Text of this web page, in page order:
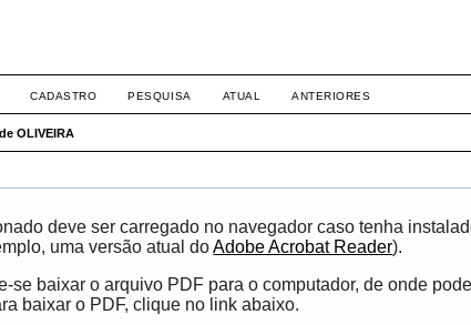
CADASTRO PESQUISA ATUAL ANTERIORES
OLIVEIRA
deve ser carregado no navegador caso tenha
uma versão atual doAdobe Acrobat Reader).
se baixar o arquivo PDF para o computador, de onde
baixar o PDF, clique no link abaixo.